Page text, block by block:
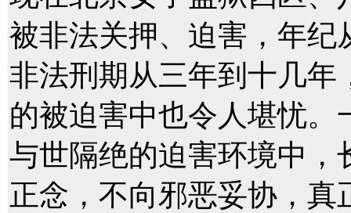
被非法关押、迫害，年
非法刑期从三年到十几
的被迫害中也令人堪忧
与世隔绝的迫害环境中
正念，不向邪恶妥协，